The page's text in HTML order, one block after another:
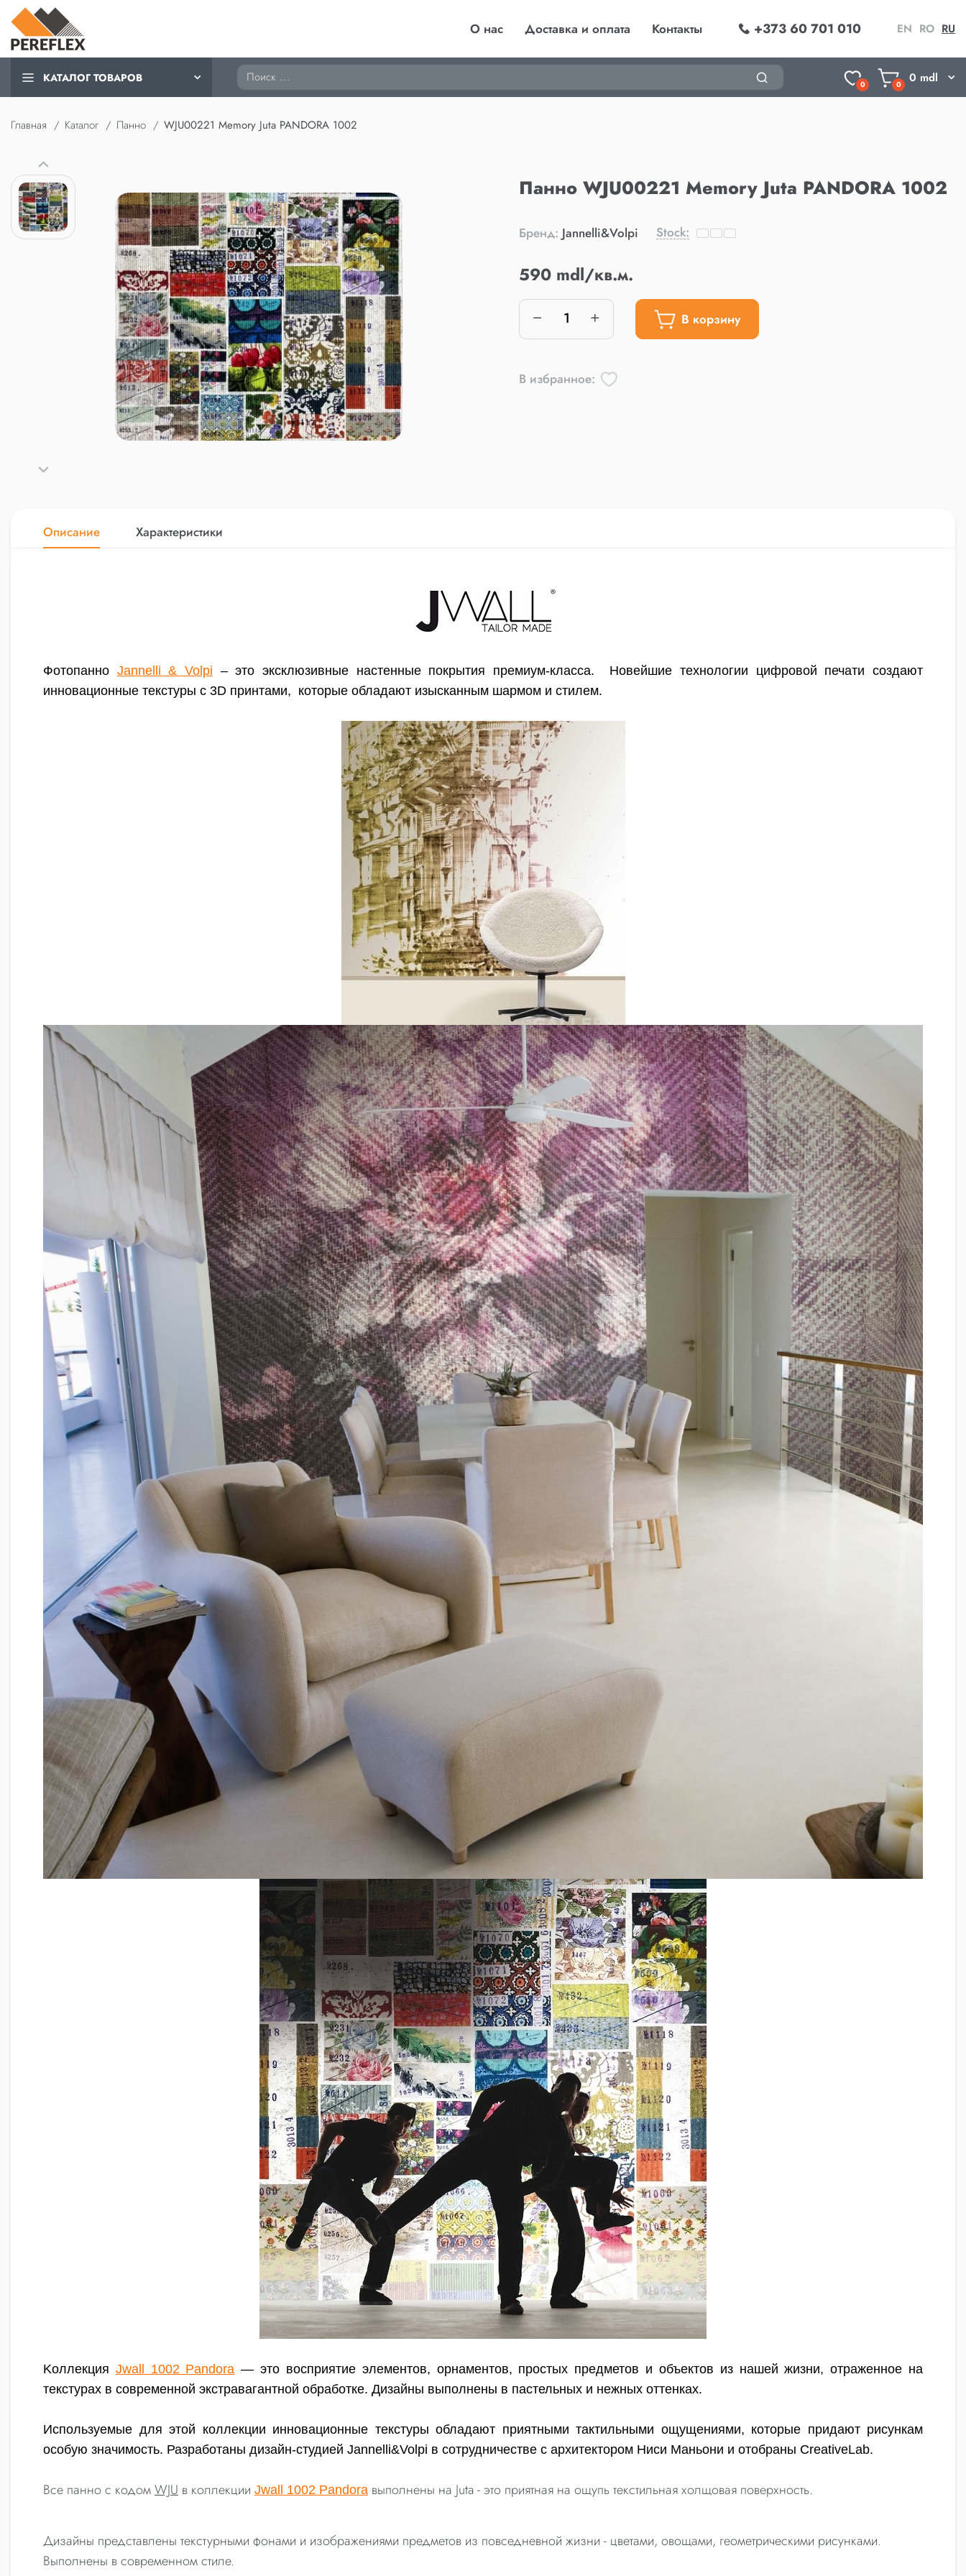
О нас Доставка и оплата Контакты +373 60 701 010 EN RO RU
КАТАЛОГ ТОВАРОВ Поиск
0 0 0 mdl
Главная Каталог Панно WJU00221 Memory Juta PANDORA 1002
Панно WJU00221 Memory Juta PANDORA 1002
Бренд: Jannelli&Volpi Stock:
590 mdl/кв.м.
В корзину
В избранное:
Описание Характеристики
Фотопанно Jannelli & Volpi – это эксклюзивные настенные покрытия премиум-класса. Новейшие технологии цифровой печати создают
инновационные текстуры с 3D принтами, которые обладают изысканным шармом и стилем.
Kоллекция Jwall 1002 Pandora — это восприятие элементов, орнаментов, простых предметов и объектов из нашей жизни, отраженное на
текстурах в современной экстравагантной обработке. Дизайны выполнены в пастельных и нежных оттенках.
Используемые для этой коллекции инновационные текстуры обладают приятными тактильными ощущениями, которые придают рисункам
особую значимость. Разработаны дизайн-студией Jannelli&Volpi в сотрудничестве с архитектором Ниси Маньони и отобраны CreativeLab.
Все панно c кодомWJU в коллекции Jwall 1002 Pandora выполнены на Juta - это приятная на ощупь текстильная холщовая поверхность.
Дизайны представлены текстурными фонами и изображениями предметов из повседневной жизни - цветами, овощами, геометрическими рисунками.
Выполнены в современном стиле.